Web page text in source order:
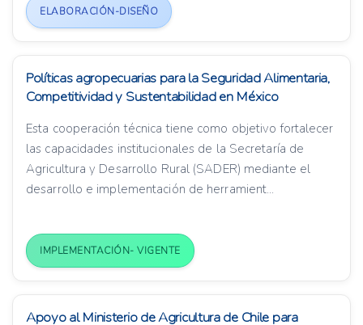
ELABORACIÓN-DISEÑO
Políticas agropecuarias para la Seguridad Alimentaria,
Competitividad y Sustentabilidad en México
Esta cooperación técnica tiene como objetivo fortalecer
las capacidades institucionales de la Secretaría de
Agricultura y Desarrollo Rural (SADER) mediante el
desarrollo e implementación de herramient...
IMPLEMENTACIÓN- VIGENTE
Apoyo al Ministerio de Agricultura de Chile para